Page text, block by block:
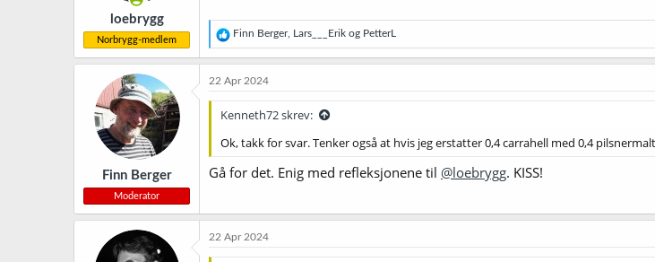
loebrygg
Norbrygg-medlem
R
e
a
s
j
o
e
:
Finn Berger, Lars___Erik og PetterL
Finn Berger
Moderator
22 Apr 2024
Kenneth72 skrev:
Ok, takk for svar. Tenker også at hvis jeg erstatter 0,4 carrahell med 0,4
Gå for det. Enig med refleksjonene til @loebrygg. KISS!
22 Apr 2024